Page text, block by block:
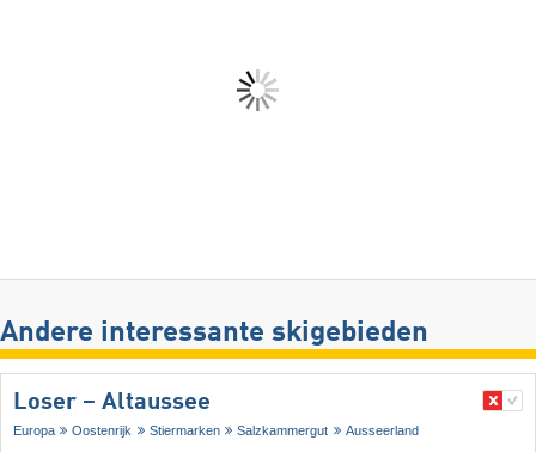
Andere interessante skigebieden
Loser – Altaussee
Europa Oostenrijk Stiermarken Salzkammergut Ausseerland